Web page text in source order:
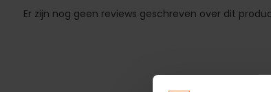
Meet hiervoor altijd de stiftkant die in de poot zit,
Er zijn nog geen reviews geschreven over dit